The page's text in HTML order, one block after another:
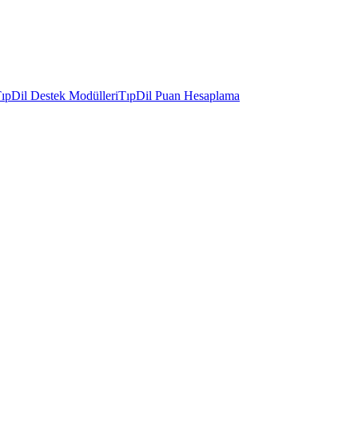
Destek ModülleriTıpDil Puan Hesaplama